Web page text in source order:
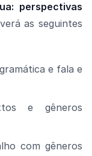
perspectivas
as seguintes
e fala e
e gêneros
com gêneros